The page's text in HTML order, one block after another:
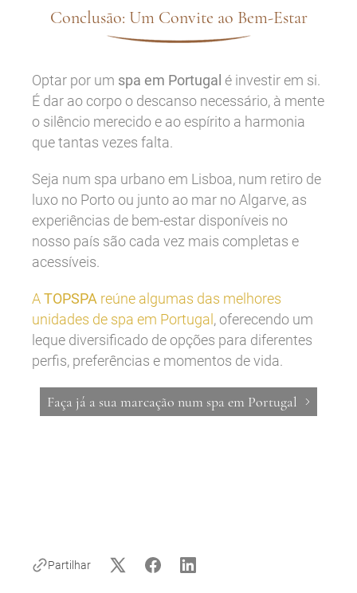
Partilhar
Conclusão: Um Convite ao Bem-Estar
Optar por um spa em Portugal é investir em si.
É dar ao corpo o descanso necessário, à mente
o silêncio merecido e ao espírito a harmonia
que tantas vezes falta.
Seja num spa urbano em Lisboa, num retiro de
luxo no Porto ou junto ao mar no Algarve, as
experiências de bem-estar disponíveis no
nosso país são cada vez mais completas e
acessíveis.
ATOPSPA reúne algumas das melhores
unidades de spa em Portugal , oferecendo um
leque diversificado de opções para diferentes
perfis, preferências e momentos de vida.
Faça já a sua marcação num spa em Portugal